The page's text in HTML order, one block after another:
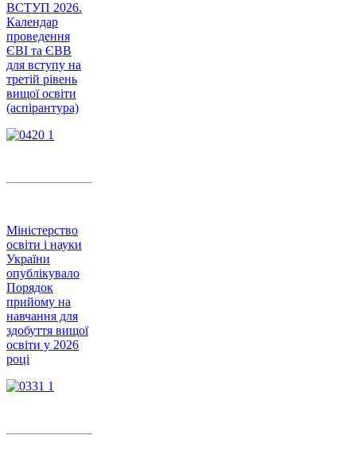
ВСТУП 2026.
Календар
проведення
ЄВІ та ЄВВ
для вступу на
третій рівень
вищої освіти
(аспірантура)
Міністерство
освіти і науки
України
опублікувало
Порядок
прийому на
навчання для
здобуття вищої
освіти у 2026
році